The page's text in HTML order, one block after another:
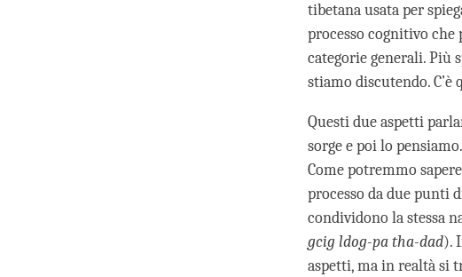
tibetana usata per
processo cognitivo che
categorie generali. Più
stiamo discutendo.
Questi due aspetti
sorge e poi lo
Come potremmo
processo da due punti
condividono la stessa
gcig ldog-pa tha-dad).
aspetti, ma in realtà si